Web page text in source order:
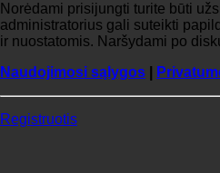
Norėdami prisijungti turite būti
administratorius gali suteikti
ir nuostatomis. Naršydami po
Naudojimosi sąlygos
Registruotis